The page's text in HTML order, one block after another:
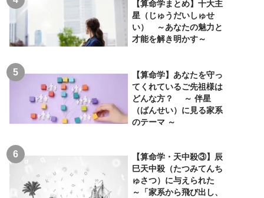
【算命学まとめ】十大主
星（じゅうだいしゅせ
い） ～あなたの魅力と
才能を解き明かす～
【算命学】あなたを守っ
てくれているご先祖様は
どんな方？ ～ 伴星
（ばんせい）に見る家系
のテーマ ～
【算命学・天中殺③】辰
巳天中殺（たつみてんち
ゅさつ）に与えられた
～「家系から飛び出し、